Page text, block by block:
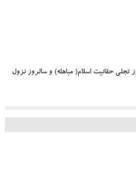
حقانیت اسلام( مباهله) و سالروز نزول